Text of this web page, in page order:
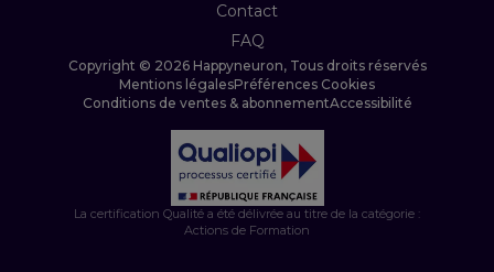
Contact
FAQ
Copyright © 2026 Happyneuron, Tous droits réservés
Mentions légalesPréférences Cookies
Conditions de ventes & abonnementAccessibilité
La certification Qualité a été délivrée au titre de la catégorie :
Actions de Formation